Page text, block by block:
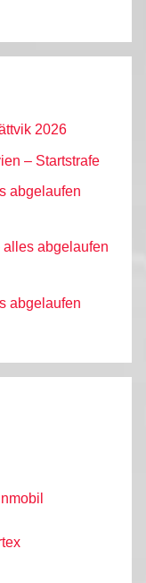
2026
– Startstrafe
abgelaufen
abgelaufen
abgelaufen